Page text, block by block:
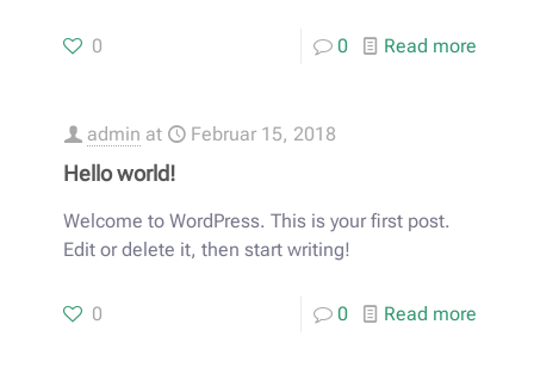
0 0 Read more
admin at Februar 15, 2018
Hello world!
Welcome to WordPress. This is your first post.
Edit or delete it, then start writing!
0 0 Read more